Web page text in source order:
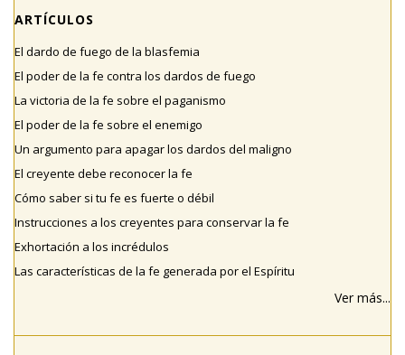
ARTÍCULOS
El dardo de fuego de la blasfemia
El poder de la fe contra los dardos de fuego
La victoria de la fe sobre el paganismo
El poder de la fe sobre el enemigo
Un argumento para apagar los dardos del maligno
El creyente debe reconocer la fe
Cómo saber si tu fe es fuerte o débil
Instrucciones a los creyentes para conservar la fe
Exhortación a los incrédulos
Las características de la fe generada por el Espíritu
Ver más...